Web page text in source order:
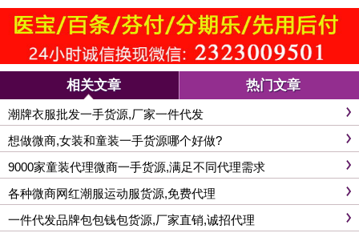
相关文章 热门文章
潮牌衣服批发一手货源,厂家一件代发
想做微商,女装和童装一手货源哪个好做?
9000家童装代理微商一手货源,满足不同代理需求
各种微商网红潮服运动服货源,免费代理
一件代发品牌包包钱包货源,厂家直销,诚招代理